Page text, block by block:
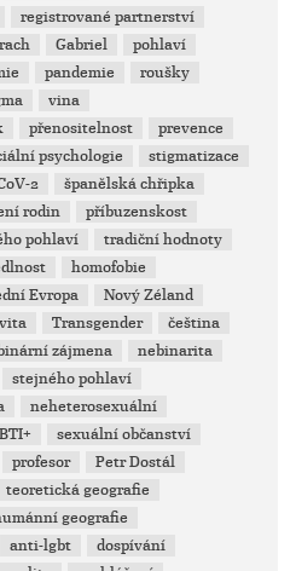
registrované partnerství
Gabriel
pohlaví
pandemie
roušky
vina
přenositelnost
prevence
psychologie
stigmatizace
2
španělská chřipka
rodin
příbuzenskost
pohlaví
tradiční hodnoty
homofobie
Evropa
Nový Zéland
Transgender
čeština
zájmena
nebinarita
stejného pohlaví
neheterosexuální
sexuální občanství
profesor
Petr Dostál
teoretická geografie
geografie
anti-lgbt
dospívání